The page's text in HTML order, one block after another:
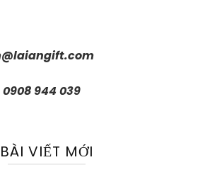
944 039
BÀI VIẾT MỚI